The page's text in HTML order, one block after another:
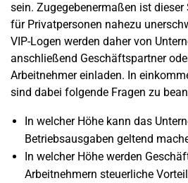
sein. Zugegebenermaßen ist
für Privatpersonen nahezu
VIP-Logen werden daher von
anschließend Geschäftspartner
Arbeitnehmer einladen. In
sind dabei folgende Fragen zu
In welcher Höhe kann das
Betriebsausgaben geltend
In welcher Höhe werden
Arbeitnehmern steuerliche